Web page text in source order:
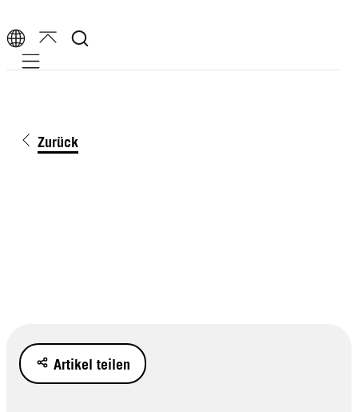
Mobile navigation
Zurück
Artikel teilen